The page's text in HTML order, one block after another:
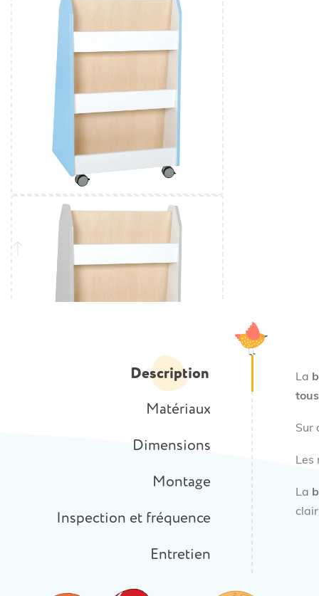
Description
Matériaux
Dimensions
Montage
Inspection et fréquence
Entretien
La
Sur
Les
La